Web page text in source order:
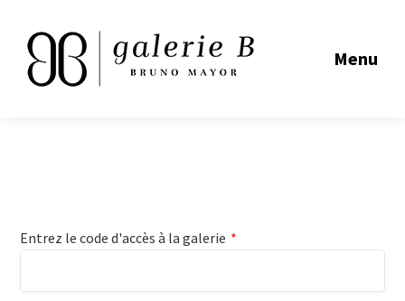
Menu
Entrez le code d'accès à la galerie *